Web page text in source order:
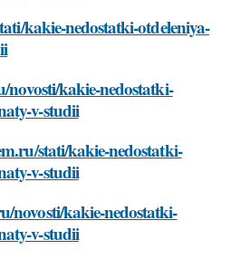
kakie-nedostatki-otdeleniya-
kakie-nedostatki-
v-studii
stati/kakie-nedostatki-
v-studii
novosti/kakie-nedostatki-
v-studii